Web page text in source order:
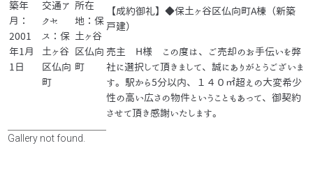
築年
月：
2001
年1月
1日
交通ア
クセ
ス：保
土ヶ谷
区仏向
町
所在
地：保
土ヶ谷
区仏向
町
【成約御礼】◆保土ヶ谷区仏向町A棟（新築
戸建）
売主 H様 この度は、ご売却のお手伝いを弊
社に選択して頂きまして、誠にありがとうございま
す。駅から5分以内、１４０㎡超えの大変希少
性の高い広さの物件ということもあって、御契約
させて頂き感謝いたします。
Gallery not found.